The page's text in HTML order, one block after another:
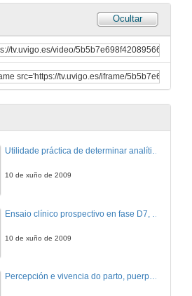
Ocultar
Utilidade práctica de determinar analíticas rápidas para diagnosticar síndrome coronario agudo, tromboembolismo pulmonar e insuficiencia cardiaca, nos dispositivos extrahospitalarios de urxencias
10 de xuño de 2009
10 de xuño de 2009
Percepción e vivencia do parto, puerperio e lactancia polas mulleres atendidas nos hospitais do servizo galego de saude. Técnica de grupos focais.